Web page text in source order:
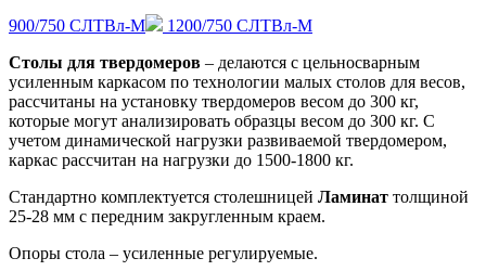
900/750 СЛТВл-М
1200/750 СЛТВл-М
Столы для твердомеров – делаются с цельносварным
усиленным каркасом по технологии малых столов для весов,
рассчитаны на установку твердомеров весом до 300 кг,
которые могут анализировать образцы весом до 300 кг. С
учетом динамической нагрузки развиваемой твердомером,
каркас рассчитан на нагрузки до 1500-1800 кг.
Стандартно комплектуется столешницей Ламинат толщиной
25-28 мм с передним закругленным краем.
Опоры стола – усиленные регулируемые.